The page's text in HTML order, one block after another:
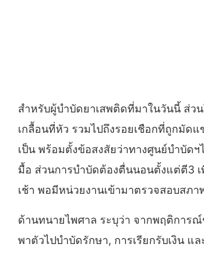
สำหรับผู้บำบัดยาเสพติดที่มาในวันนี้ ส่ว
เกลื้อนที่หัว รวมไปถึงรอยเชือกที่ถูกมัด
เป็น พร้อมตั้งข้อสงสัยว่าทางศูนย์บำบัด
มื้อ ส่วนการบำบัดต้องตื่นนอนตั้งแต่ตี3
เช้า พอมีหน่วยงานเข้ามาตรวจสอบสภ
ด้านทนายไพศาล ระบุว่า จากพฤติการ
พาตัวไปบำบัดรักษา, การเรียกรับเงิน